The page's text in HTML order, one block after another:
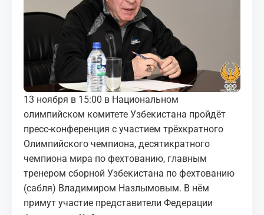
UZ-PIN
13 ноября в 15:00 в Национальном
олимпийском комитете Узбекистана пройдёт
пресс-конференция с участием трёхкратного
Олимпийского чемпиона, десятикратного
чемпиона мира по фехтованию, главным
тренером сборной Узбекистана по фехтованию
(сабля) Владимиром Назлымовым. В нём
примут участие представители Федерации